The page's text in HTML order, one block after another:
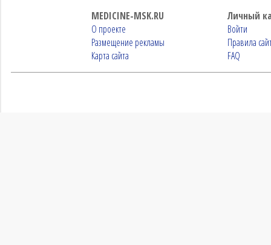
MEDICINE-MSK.RU
О проекте
Размещение рекламы
Карта сайта
Личный
Войти
Правила
FAQ